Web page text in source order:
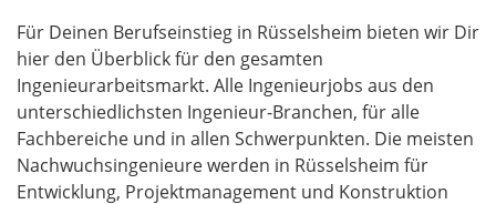
Für Deinen Berufseinstieg in Rüsselsheim bieten wir Dir
hier den Überblick für den gesamten
Ingenieurarbeitsmarkt. Alle Ingenieurjobs aus den
unterschiedlichsten Ingenieur-Branchen, für alle
Fachbereiche und in allen Schwerpunkten. Die meisten
Nachwuchsingenieure werden in Rüsselsheim für
Entwicklung, Projektmanagement und Konstruktion